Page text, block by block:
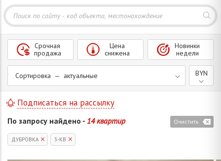
Сортировка — актуальные
Срочная
продажа
Цена
снижена
Новинки
недели
BYN
По запросу найдено - 14 квартир Очистить
Подписаться на рассылку
ДУБРОВКА 3-КВ